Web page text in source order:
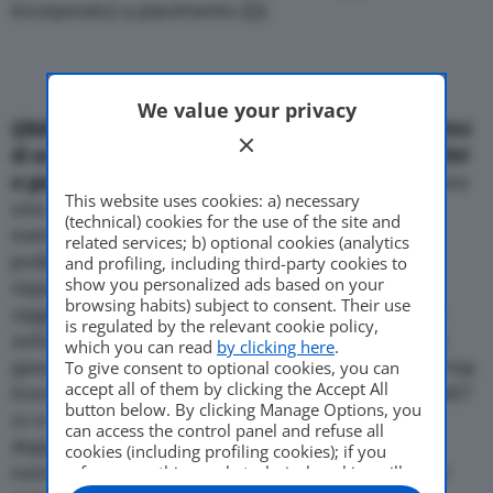
I tecnici di BMW propongono nuovi vertici
di eccellenza per quel che riguarda i motori. I tre litri
a gasolio di 245 cavalli e a benzina di 326 cv
una rotondita’ di funzionamento ed un’efficienza
esemplari: sono sempre in tiro grazie anche alle
poderose coppie massime (540 e 450 Nm
rispettivamente) e particolarmente sobrii pur
raggiungendo velocita’ elevate. Il benzina sta al di
sotto dei 10 litri per 100 km, mentre il propulsore a
gasolio sfiora i 14 km con un litro di carburante. Al top
troviamo lo straordinario 8 cilindri a V di 4.395 cc, 407
cv e 600 Nm, che grazie all’iniezione diretta e al
doppio turbo scatta da 0 a 100 in appena 5,2″
nonostante un peso di 1.945 kg. Tutti e tre i motori
We value your privacy
This website uses cookies: a) necessary
(technical) cookies for the use of the site and
related services; b) optional cookies (analytics
and profiling, including third-party cookies to
show you personalized ads based on your
browsing habits) subject to consent. Their use
is regulated by the relevant cookie policy,
which you can read by clicking here.
To give consent to optional cookies, you can
accept all of them by clicking the Accept All
button below. By clicking Manage Options, you
can access the control panel and refuse all
cookies (including profiling cookies); if you
refuse everything, only technical cookies will